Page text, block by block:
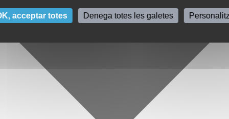
acceptar totes Denega totes les galetes